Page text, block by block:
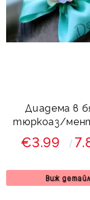
Диадема в
тюркоаз/
€3.99
Виж